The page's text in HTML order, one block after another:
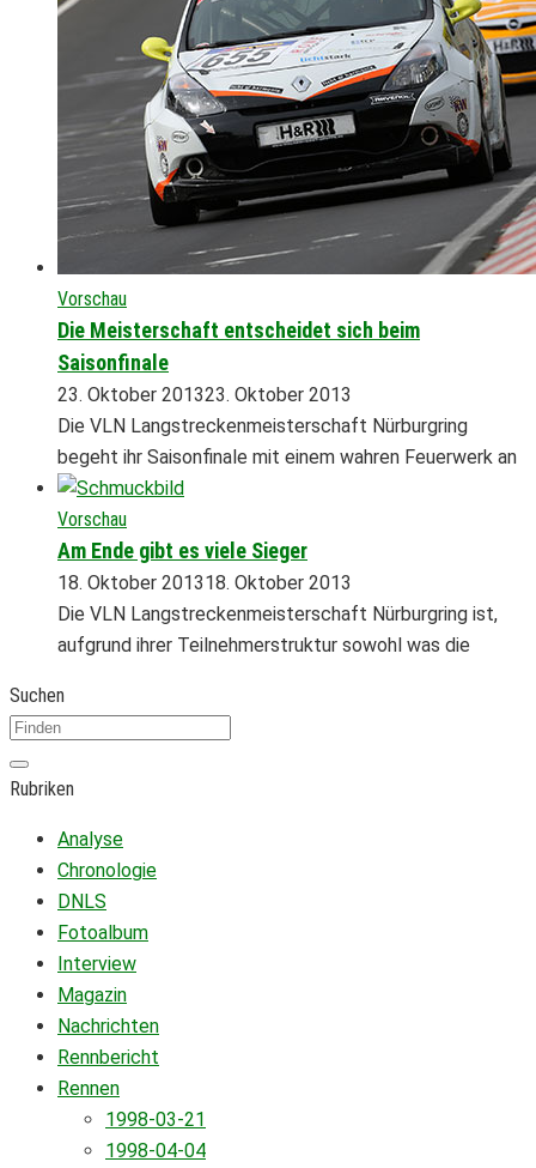
Vorschau
Die Meisterschaft entscheidet sich beim
Saisonfinale
23. Oktober 201323. Oktober 2013
Die VLN Langstreckenmeisterschaft Nürburgring
begeht ihr Saisonfinale mit einem wahren Feuerwerk an
Vorschau
Am Ende gibt es viele Sieger
18. Oktober 201318. Oktober 2013
Die VLN Langstreckenmeisterschaft Nürburgring ist,
aufgrund ihrer Teilnehmerstruktur sowohl was die
Suchen
Rubriken
Analyse
Chronologie
DNLS
Fotoalbum
Interview
Magazin
Nachrichten
Rennbericht
Rennen
1998-03-21
1998-04-04